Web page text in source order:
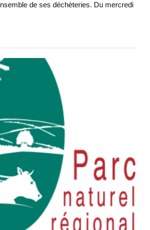
de ses déchèteries. Du mercredi